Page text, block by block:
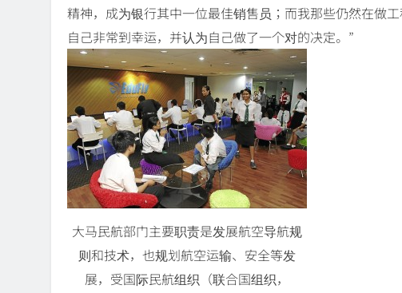
精神，成为银行其中一位最佳销售员；而我那些仍然在做
自己非常到幸运，并认为自己做了一个对的决定。”
大马民航部门主要职责是发展航空导航规
则和技术，也规划航空运输、安全等发
展，受国际民航组织（联合国组织，